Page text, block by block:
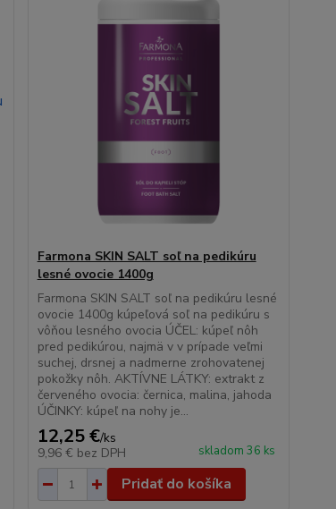
Farmona SKIN SALT soľ na pedikúru
lesné ovocie 1400g
Farmona SKIN SALT soľ na pedikúru lesné
ovocie 1400g kúpeľová soľ na pedikúru s
vôňou lesného ovocia ÚČEL: kúpeľ nôh
pred pedikúrou, najmä v v prípade veľmi
suchej, drsnej a nadmerne zrohovatenej
pokožky nôh. AKTÍVNE LÁTKY: extrakt z
červeného ovocia: černica, malina, jahoda
ÚČINKY: kúpeľ na nohy je...
12,25 €/ks
9,96 € bez DPH skladom 36 ks
Pridať do košíka